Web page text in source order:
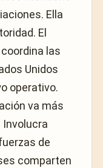
Ella
El
las
Unidos
operativo.
va más
Involucra
de
comparten